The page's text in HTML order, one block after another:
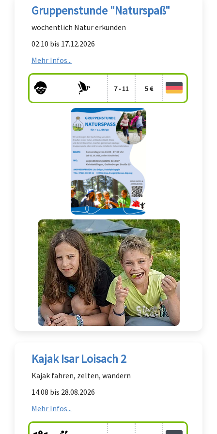
Gruppenstunde "Naturspaß"
wöchentlich Natur erkunden
02.10 bis 17.12.2026
Mehr Infos...
7 - 11 5 €
Kajak Isar Loisach 2
Kajak fahren, zelten, wandern
14.08 bis 28.08.2026
Mehr Infos...